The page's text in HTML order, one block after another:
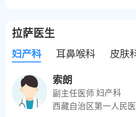
拉萨医生
妇产科 耳鼻喉科 皮肤
索朗
副主任医师 妇产科
西藏自治区第一人民